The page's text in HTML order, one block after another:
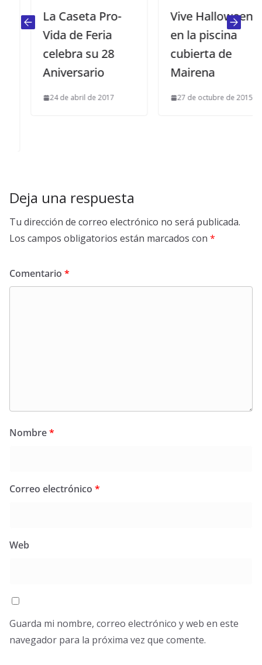
La Caseta Pro-
Vida de Feria
celebra su 28
Aniversario
24 de abril de 2017
Vive Halloween
en la piscina
cubierta de
Mairena
27 de octubre de 2015
Deja una respuesta
Tu dirección de correo electrónico no será publicada.
Los campos obligatorios están marcados con *
Comentario *
Nombre*
Correo electrónico *
Web
Guarda mi nombre, correo electrónico y web en este
navegador para la próxima vez que comente.